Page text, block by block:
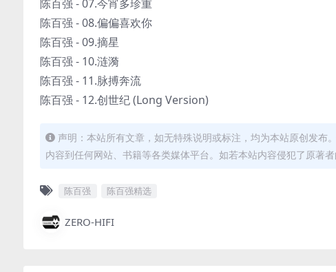
陈百强 - 07.今宵多珍重
陈百强 - 08.偏偏喜欢你
陈百强 - 09.摘星
陈百强 - 10.涟漪
陈百强 - 11.脉搏奔流
陈百强 - 12.创世纪 (Long Version)
声明：本站所有文章，如无特殊说明或标注，均为本站原创发
内容到任何网站、书籍等各类媒体平台。如若本站内容侵犯了原著
陈百强 陈百强精选
ZERO-HIFI